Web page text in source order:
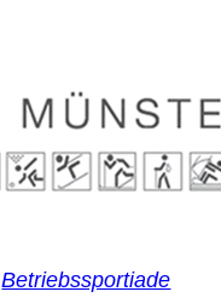
Betriebssportiade